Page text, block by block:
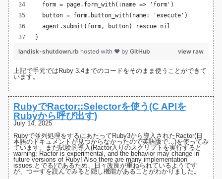
  form = page.form_with(:name => 'form')
  button = form.button_with(name: 'execute')
  agent.submit(form, button) rescue nil
}
view raw
landisk-shutdown.rb hosted with ❤ by GitHub
上記で手元ではRuby 3.4までのコードをそのまま使うことができて
います。
RubyでRactor::Selectorを使う(C APIを
Rubyから呼び出す)
July 14, 2025
Rubyで並列処理をするにあたってRuby3から導入された Ractor(日
本語のドキュメントが見つからなかったので英語版で…)を使ってみ
ています。まだ試験的導入(Ractor入りのスクリプトを実行すると
warning: Ractor is experimental, and the behavior may change in
future versions of Ruby! Also there are many implementation
issues.とでる)であるため、日々改良が重ねられているようです
が、つーすを読んでみると隠し機能があることがわかりました。